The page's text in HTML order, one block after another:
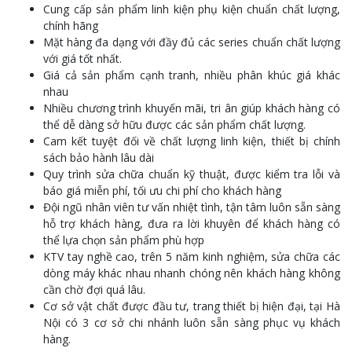
Cung cấp sản phẩm linh kiện phụ kiện chuẩn chất lượng,
chính hãng
Mặt hàng đa dạng với đầy đủ các series chuẩn chất lượng
với giá tốt nhất.
Giá cả sản phẩm cạnh tranh, nhiều phân khúc giá khác
nhau
Nhiều chương trình khuyến mãi, tri ân giúp khách hàng có
thể dễ dàng sở hữu được các sản phẩm chất lượng.
Cam kết tuyệt đối về chất lượng linh kiện, thiết bị chính
sách bảo hành lâu dài
Quy trình sửa chữa chuẩn kỹ thuật, được kiểm tra lỗi và
báo giá miễn phí, tối ưu chi phí cho khách hàng
Đội ngũ nhân viên tư vấn nhiệt tình, tận tâm luôn sẵn sàng
hỗ trợ khách hàng, đưa ra lời khuyên để khách hàng có
thể lựa chọn sản phẩm phù hợp
KTV tay nghề cao, trên 5 năm kinh nghiệm, sửa chữa các
dòng máy khác nhau nhanh chóng nên khách hàng không
cần chờ đợi quá lâu.
Cơ sở vật chất được đầu tư, trang thiết bị hiện đại, tại Hà
Nội có 3 cơ sở chi nhánh luôn sẵn sàng phục vụ khách
hàng.